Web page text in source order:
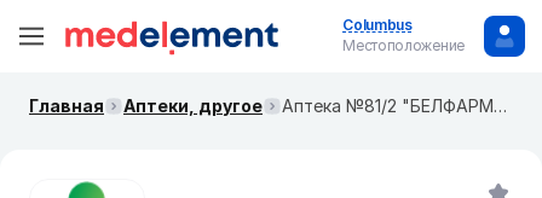
Columbus
Местоположение
Главная Аптеки, другое Аптека №81/2 "БЕЛФАРМАЦИЯ"